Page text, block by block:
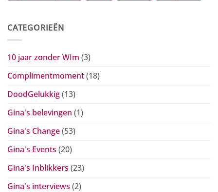
CATEGORIEËN
10 jaar zonder WIm (3)
Complimentmoment(18)
DoodGelukkig(13)
Gina's belevingen (1)
Gina's Change(53)
Gina's Events (20)
Gina's Inblikkers (23)
Gina's interviews (2)